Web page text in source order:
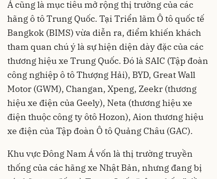
Á cũng là mục tiêu mở rộng thị trường của các
hãng ô tô Trung Quốc. Tại Triển lãm Ô tô quốc tế
Bangkok (BIMS) vừa diễn ra, điểm khiến khách
tham quan chú ý là sự hiện diện dày đặc của các
thương hiệu xe Trung Quốc. Đó là SAIC (Tập đoàn
công nghiệp ô tô Thượng Hải), BYD, Great Wall
Motor (GWM), Changan, Xpeng, Zeekr (thương
hiệu xe điện của Geely), Neta (thương hiệu xe
điện thuộc công ty ôtô Hozon), Aion thương hiệu
xe điện của Tập đoàn Ô tô Quảng Châu (GAC).
Khu vực Đông Nam Á vốn là thị trường truyền
thống của các hãng xe Nhật Bản, nhưng đang bị